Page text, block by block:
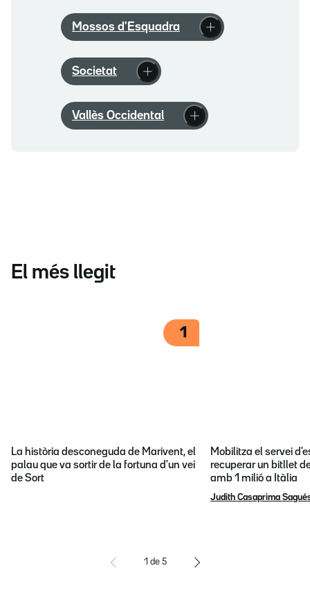
Mossos d'Esquadra
Societat
Vallès Occidental
El més llegit
1
La història desconeguda de Marivent, el
palau que va sortir de la fortuna d'un veí
de Sort
Mobilitza el servei
recuperar un bitllet
amb 1 milió a Itàlia
Judith Casaprima
1 de 5